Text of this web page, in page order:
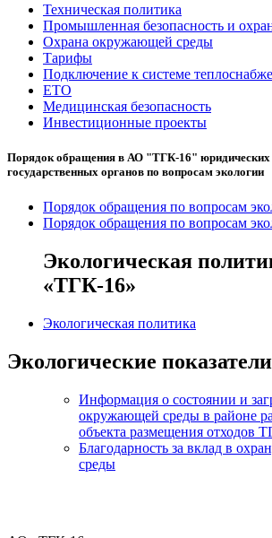
Техническая политика
Промышленная безопасность и
Охрана окружающей среды
Тарифы
Подключение к системе
ЕТО
Медицинская безопасность
Инвестиционные проекты
Порядок обращения в АО "ТГК-16" юридических
государственных органов по вопросам экологии
Порядок обращения по вопросам
Порядок обращения по вопросам
Экологическая
«ТГК-16»
Экологическая политика
Экологические показатели
Информация о состоянии и
окружающей среды в районе
объекта размещения отходов
Благодарность за вклад в
среды